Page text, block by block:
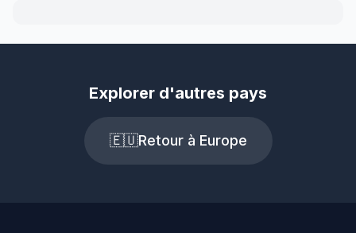
Explorer d'autres pays
🇪🇺Retour à Europe